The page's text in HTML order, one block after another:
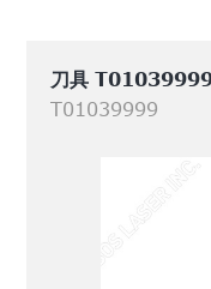
刀具
T01039999